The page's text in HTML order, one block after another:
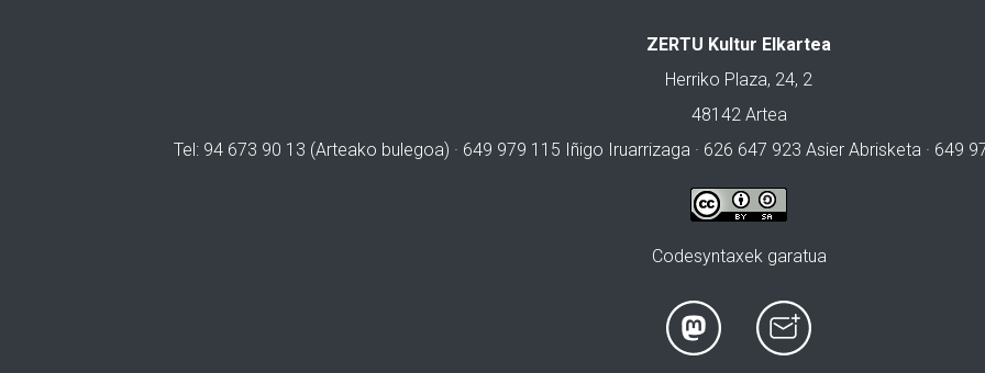
ZERTU Kultur Elkartea
Herriko Plaza, 24, 2
48142 Artea
Tel: 94 673 90 13 (Arteako bulegoa) · 649 979 115 Iñigo Iruarrizaga · 626 647 923 Asier Abrisketa · 649
Codesyntaxek garatua